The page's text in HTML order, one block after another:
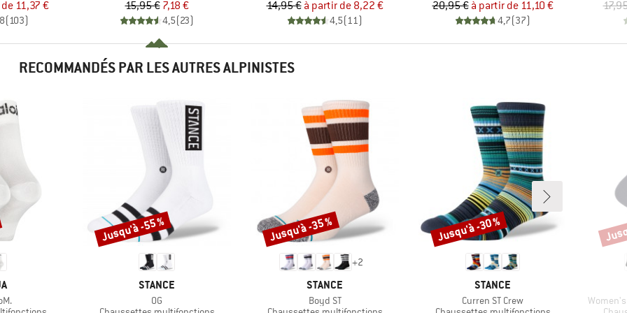
réduit
11,37 €
(103)
Prix
15,95 €Prix réduit
7,18 €
4,5(23)
Prix
14,95 € Prix réduit
à partir de 8,22 €
4,5(11)
Prix
20,95 € Prix réduit
à partir de 11,10 €
4,7(37)
RECOMMANDÉS PAR LES AUTRES ALPINISTES
MARQUE
STANCE
Article
OG
Remise
Jusqu'à -55 %
+2
MARQUE
STANCE
Article
Boyd ST
Remise
Jusqu'à -35 %
MARQUE
STANCE
Article
Curren ST Crew
Remise
Jusqu'à -30 %
Article